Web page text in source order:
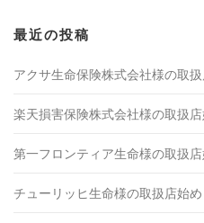
最近の投稿
アクサ生命保険株式会社様の取
楽天損害保険株式会社様の取扱
第一フロンティア生命様の取扱
チューリッヒ生命様の取扱店始